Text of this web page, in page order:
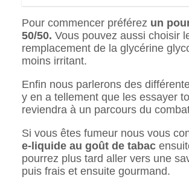
Pour commencer préférez un
50/50. Vous pouvez aussi choisir
remplacement de la glycérine
moins irritant.
Enfin nous parlerons des
y en a tellement que les essayer
reviendra à un parcours du
Si vous êtes fumeur nous vous
e-liquide au goût de tabac
pourrez plus tard aller vers une
puis frais et ensuite gourmand.